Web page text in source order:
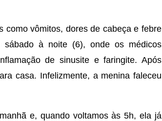
como vômitos, dores de cabeça e febre
à noite (6), onde os médicos
de sinusite e faringite. Após
casa. Infelizmente, a menina faleceu
e, quando voltamos às 5h, ela já